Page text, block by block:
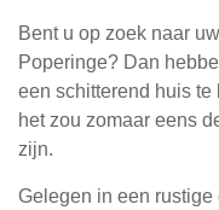
Bent u op zoek naar
Poperinge? Dan
een schitterend huis te
het zou zomaar eens
zijn.
Gelegen in een